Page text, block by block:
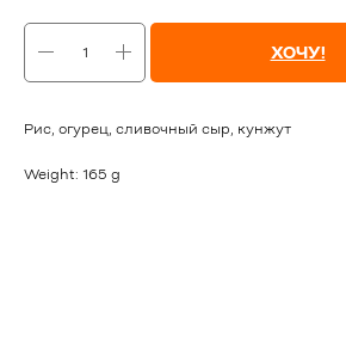
ХОЧУ!
Рис, огурец, сливочный сыр, кунжут
Weight: 165 g